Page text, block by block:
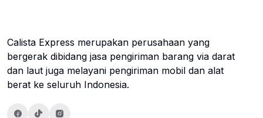
Calista Express merupakan perusahaan yang
bergerak dibidang jasa pengiriman barang via darat
dan laut juga melayani pengiriman mobil dan alat
berat ke seluruh Indonesia.